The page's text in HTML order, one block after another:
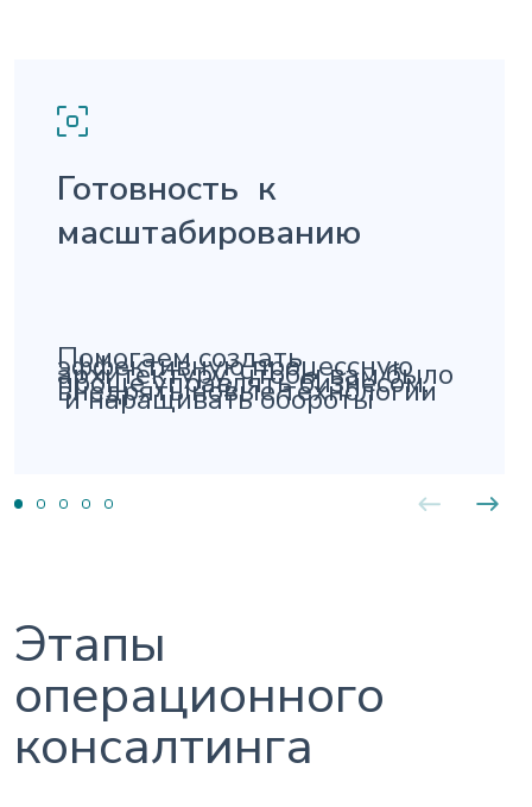
Готовность к
масштабированию
Помогаем создать
эффективную процессную
архитектуру, чтобы вам было
проще управлять бизнесом,
внедрять новые технологии
и наращивать обороты
Этапы
операционного
консалтинга